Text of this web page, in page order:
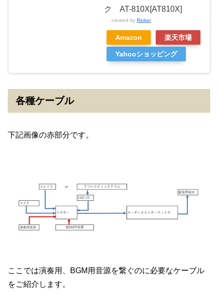
ク AT-810X[AT810X]
created by Rinker
Amazon 楽天市場
Yahooショッピング
各種ケーブル
下記画像の赤部分です。
ここでは演奏用、BGM用音源を繋ぐのに必要なケーブル
をご紹介します。